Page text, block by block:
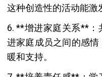
这种创造性的活动能激
6. **增进家庭关系**：
进家庭成员之间的感
暖和支持。